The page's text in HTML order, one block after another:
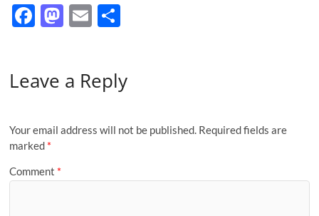
F
b
o
k
M
d
n
E
e
Leave a Reply
Your email address will not be published. Required fields are
marked *
Comment *